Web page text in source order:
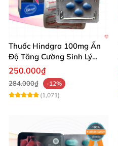
Thuốc Hindgra 100mg Ấn
Độ Tăng Cường Sinh Lý
Nam Hiệu Quả
250.000₫
284.000₫
-12%
(1,071)